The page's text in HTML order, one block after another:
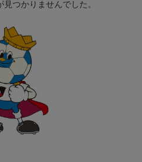
つかりませんでした。